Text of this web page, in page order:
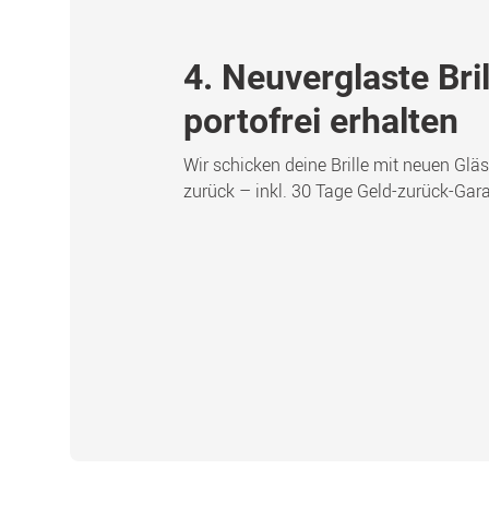
4. Neuverglaste
portofrei erhalten
Wir schicken deine Brille mit neuen
zurück – inkl. 30 Tage Geld-zurück-